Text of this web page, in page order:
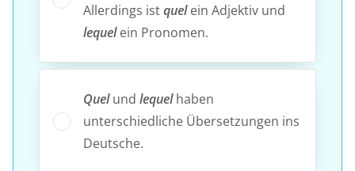
Allerdings istquelein Adjektiv und
lequelein Pronomen.
Quelund lequelhaben
unterschiedliche Übersetzungen ins
Deutsche.